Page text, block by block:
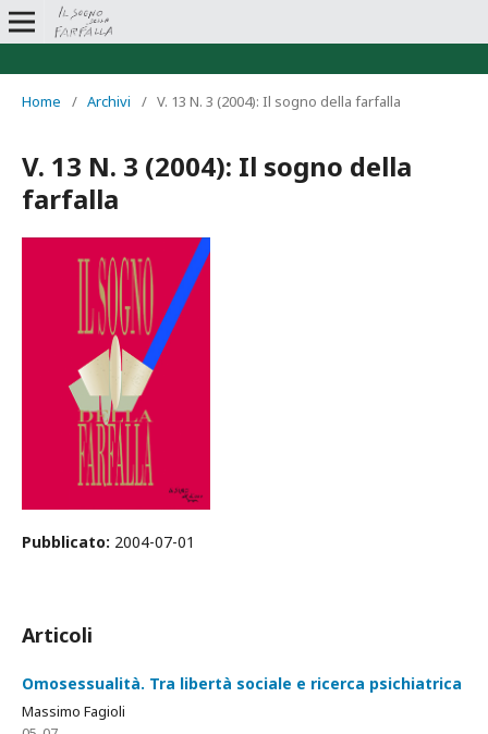
Home / Archivi / V. 13 N. 3 (2004): Il sogno della farfalla
V. 13 N. 3 (2004): Il sogno della
farfalla
Pubblicato: 2004-07-01
Articoli
Omosessualità. Tra libertà sociale e ricerca psichiatrica
Massimo Fagioli